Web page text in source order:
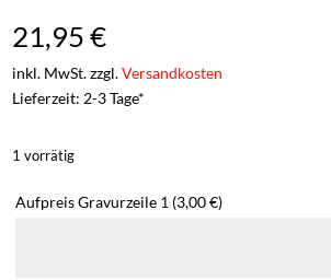
21,95€
inkl. MwSt. zzgl.Versandkosten
Lieferzeit: 2-3 Tage*
1 vorrätig
Aufpreis Gravurzeile 1 (3,00 €)